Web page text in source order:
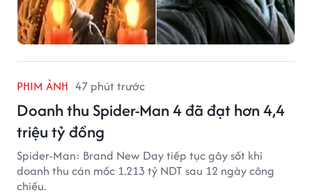
PHIM ẢNH 47 phút trước
Doanh thu Spider-Man 4 đã đạt hơn 4,4
triệu tỷ đồng
Spider-Man: Brand New Day tiếp tục gây sốt khi
doanh thu cán mốc 1.213 tỷ NDT sau 12 ngày công
chiếu.